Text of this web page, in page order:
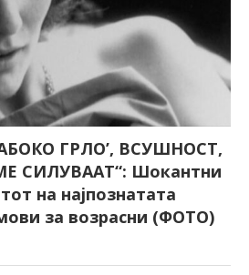
ГРЛО’, ВСУШНОСТ,
СИЛУВААТ“: Шокантни
на најпознатата
за возрасни (ФОТО)